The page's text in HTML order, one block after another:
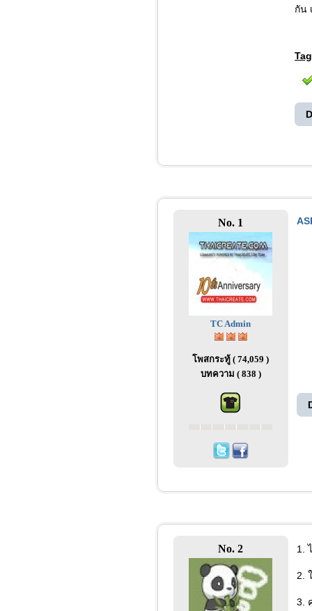
กัน
Tag
No. 1
TC Admin
โพสกระทู้ ( 74,059 )
บทความ ( 838 )
No. 2 1.
2.
3.